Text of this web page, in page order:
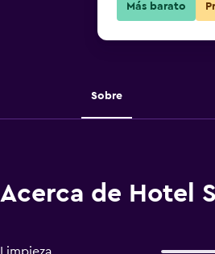
Sobre
Acerca de Hotel
Más barato